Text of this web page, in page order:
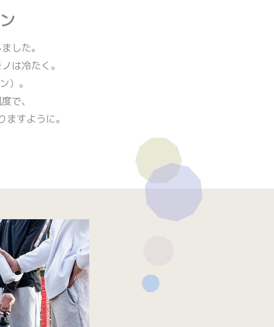
した。
は冷たく。
）。
で、
すように。